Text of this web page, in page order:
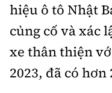
hiệu ô tô Nhật
củng cố và xác
xe thân thiện
2023, đã có